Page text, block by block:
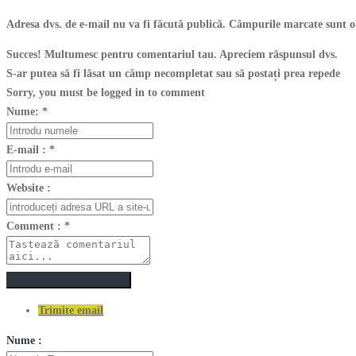
Adresa dvs. de e-mail nu va fi făcută publică. Câmpurile marcate sunt
Succes! Multumesc pentru comentariul tau. Apreciem răspunsul dvs.
S-ar putea să fi lăsat un câmp necompletat sau să postați prea repede
Sorry, you must be logged in to comment
Nume: *
E-mail : *
Website :
Comment : *
Trimite email
Nume :